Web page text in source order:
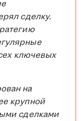
сделку.
ключевых
на
крупной
сделками